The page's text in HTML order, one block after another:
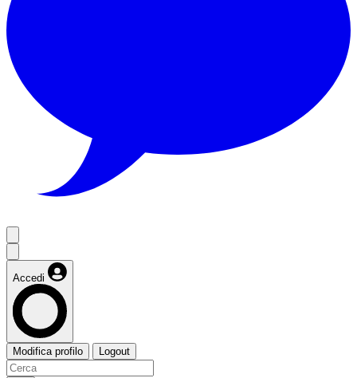
Accedi
Modifica profilo Logout